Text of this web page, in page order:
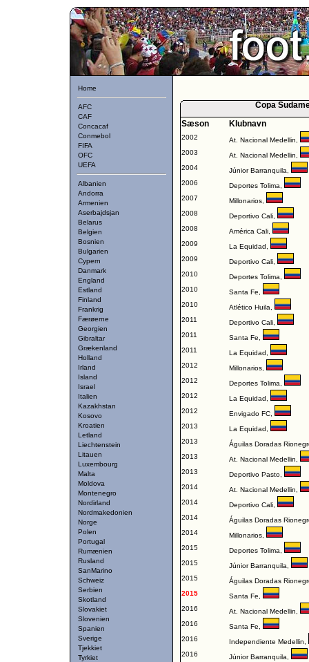
Home
AFC
CAF
Concacaf
Conmebol
FIFA
OFC
UEFA
Albanien
Andorra
Armenien
Aserbajdsjan
Belarus
Belgien
Bosnien
Bulgarien
Cypern
Danmark
England
Estland
Finland
Frankrig
Færøerne
Georgien
Gibraltar
Grækenland
Holland
Irland
Island
Israel
Italien
Kazakhstan
Kosovo
Kroatien
Letland
Liechtenstein
Litauen
Luxembourg
Malta
Moldova
Montenegro
Nordirland
Nordmakedonien
Norge
Polen
Portugal
Rumænien
Rusland
SanMarino
Schweiz
Serbien
Skotland
Slovakiet
Slovenien
Spanien
Sverige
Tjekkiet
Tyrkiet
Copa
Sæson
Klubnavn
2002 At. Nacional Medellin
2003
At. Nacional Medellin
2004
Júnior Barranquila
2006
Deportes Tolima
2007
Millonarios
2008
Deportivo Cali
2008
América Cali
2009
La Equidad
2009
Deportivo Cali
2010
Deportes Tolima
2010
Santa Fe
2010
Atlético Huila
2011
Deportivo Cali
2011
Santa Fe
2011
La Equidad
2012
Millonarios
2012
Deportes Tolima
2012
La Equidad
2012
Envigado FC
2013
La Equidad
2013
Águilas Doradas
2013
At. Nacional Medellin
2013
Deportivo Pasto
2014
At. Nacional Medellin
2014
Deportivo Cali
2014
Águilas Doradas
2014
Millonarios
2015
Deportes Tolima
2015
Júnior Barranquila
2015
Águilas Doradas
2015
Santa Fe
2016
At. Nacional Medellin
2016
Santa Fe
2016
Independiente Medellin
2016
Júnior Barranquila